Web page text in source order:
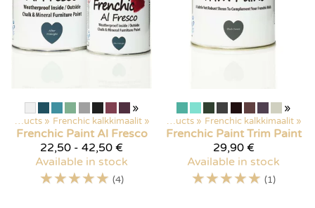
»
Products ‪» Frenchic kalkkimaalit ‪»
Frenchic Paint Al Fresco
22,50 - 42,50 €
Available in stock
☆☆☆☆☆ (4)
»
Products ‪» Frenchic kalkkimaalit ‪»
Frenchic Paint Trim Paint
29,90 €
Available in stock
☆☆☆☆☆ (1)